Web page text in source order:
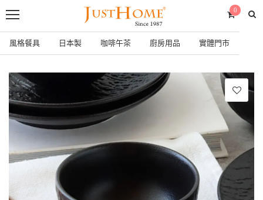
0
風格餐具 日本製 咖啡午茶 廚房用品 實體門市